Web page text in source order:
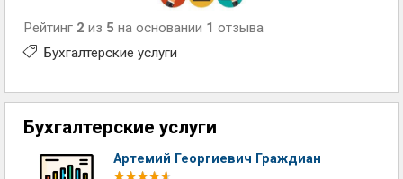
Рейтинг 2 из 5 на основании 1 отзыва
Бухгалтерские услуги
Бухгалтерские услуги
Артемий Георгиевич Граждиан